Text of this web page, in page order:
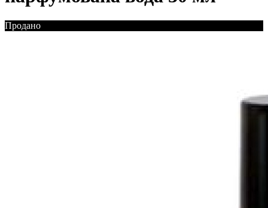
Продано